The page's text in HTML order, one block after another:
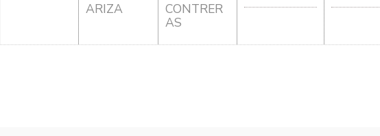
ARIZA
CONTRER
AS